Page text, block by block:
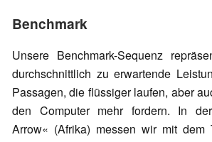
Benchmark
Unsere Benchmark-Sequenz
durchschnittlich zu erwartende
Passagen, die flüssiger laufen, aber
den Computer mehr fordern. In
Arrow« (Afrika) messen wir mit dem